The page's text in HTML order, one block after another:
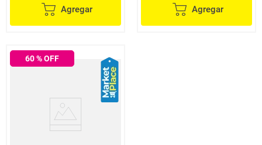
Agregar Agregar
60% OFF